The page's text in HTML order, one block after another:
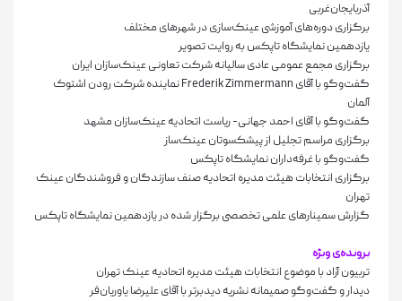
آذربایجان‌غربی
برگزاری دوره‌های آموزشی عینک‌سازی در شهرهای مختلف
یازدهمین نمایشگاه تاپکس به روایت تصویر
برگزاری مجمع عمومی عادی سالیانه شرکت تعاونی عینک‌سازان ایران
گفت‌وگو با آقای Frederik Zimmermann نماینده شرکت رودن اشتوک
آلمان
گفت‌وگو با آقای احمد جهانی- ریاست اتحادیه عینک‌سازان مشهد
برگزاری مراسم تجلیل از پیشکسوتان عینک‌ساز
گفت‌وگو با غرفه‌داران نمایشگاه تاپکس
برگزاری انتخابات هیئت مدیره اتحادیه صنف سازندگان و فروشندگان عینک
تهران
گزارش سمینارهای علمی تخصصی برگزار شده در یازدهمین نمایشگاه تاپکس
پرونده‌ی ویژه
تربیون آزاد با موضوع انتخابات هیئت مدیره اتحادیه عینک تهران
دیدار و گفت‌وگو صمیمانه نشریه دیدبرتر با آقای علیرضا یاوریان‌فر